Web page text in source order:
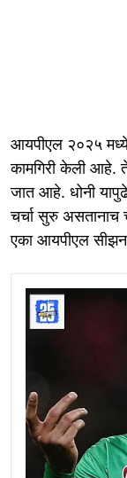
आयपीएल २०२५
कामगिरी केली आहे.
जात आहे. धोनी
चर्चा सुरु असतानाच
एका आयपीएल